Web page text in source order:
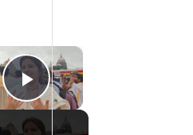
×
Play Video